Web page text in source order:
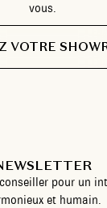
vous.
VOTRE
pour un
et humain.